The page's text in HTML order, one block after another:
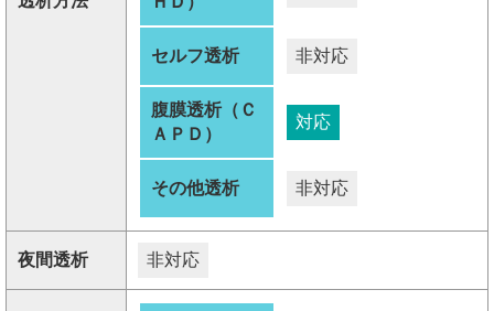
セルフ透析 非対応
腹膜透析（Ｃ
ＡＰＤ）
対応
その他透析 非対応
夜間透析 非対応